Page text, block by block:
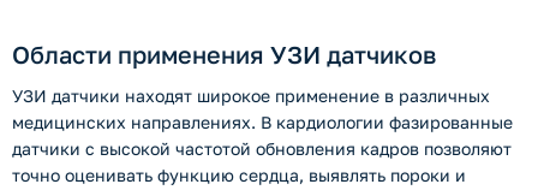
Области применения УЗИ датчиков
УЗИ датчики находят широкое применение в различных
медицинских направлениях. В кардиологии фазированные
датчики с высокой частотой обновления кадров позволяют
точно оценивать функцию сердца, выявлять пороки и